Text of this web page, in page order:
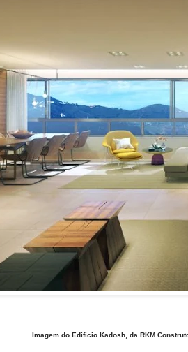
Imagem do Edifício Kadosh, da RKM